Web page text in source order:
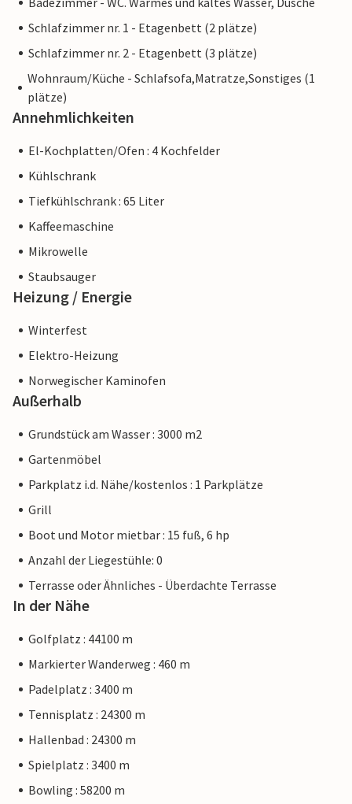
Schlafzimmer nr. 1 - Etagenbett (2 plätze)
Schlafzimmer nr. 2 - Etagenbett (3 plätze)
Wohnraum/Küche - Schlafsofa,Matratze,Sonstiges (1
plätze)
Annehmlichkeiten
El-Kochplatten/Ofen : 4 Kochfelder
Kühlschrank
Tiefkühlschrank : 65 Liter
Kaffeemaschine
Mikrowelle
Staubsauger
Heizung / Energie
Winterfest
Elektro-Heizung
Norwegischer Kaminofen
Außerhalb
Grundstück am Wasser : 3000 m2
Gartenmöbel
Parkplatz i.d. Nähe/kostenlos : 1 Parkplätze
Grill
Boot und Motor mietbar : 15 fuß, 6 hp
Anzahl der Liegestühle: 0
Terrasse oder Ähnliches - Überdachte Terrasse
In der Nähe
Golfplatz : 44100 m
Markierter Wanderweg : 460 m
Padelplatz : 3400 m
Tennisplatz : 24300 m
Hallenbad : 24300 m
Spielplatz : 3400 m
Bowling : 58200 m